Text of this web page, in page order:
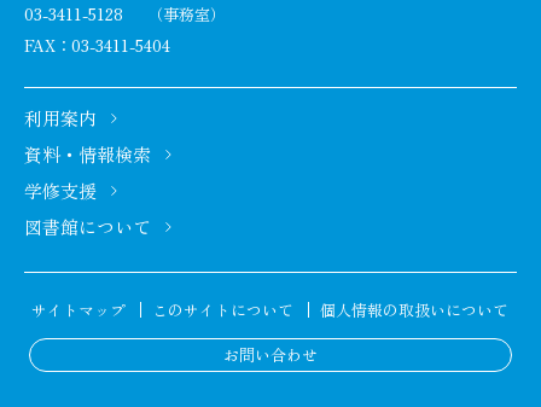
03-3411-5128
（事務室）
FAX：03-3411-5404
利用案内
資料・情報検索
学修支援
図書館について
サイトマップ このサイトについて
個人情報の取扱いについて
お問い合わせ